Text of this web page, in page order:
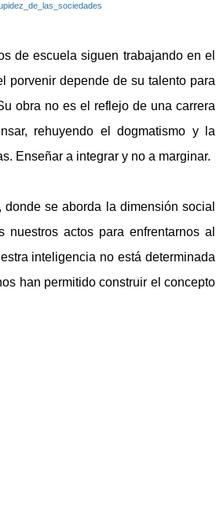
de escuela siguen trabajando en el
porvenir depende de su talento para
obra no es el reflejo de una carrera
rehuyendo el dogmatismo y la
Enseñar a integrar y no a marginar.
se aborda la dimensión social
actos para enfrentarnos al
inteligencia no está determinada
han permitido construir el concepto